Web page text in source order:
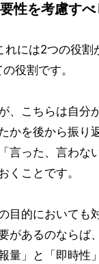
性を考慮すべ
には2つの役
役割です。
、こちらは自
かを後から振り
言った、言わ
くことです。
目的においても
があるのならば
量」と「即時性